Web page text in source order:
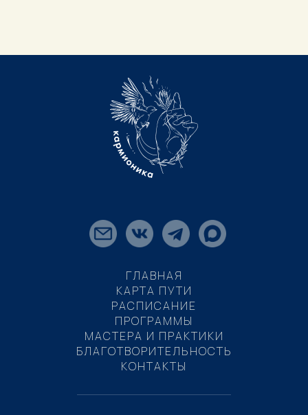
ГЛАВНАЯ
КАРТА ПУТИ
РАСПИСАНИЕ
ПРОГРАММЫ
МАСТЕРА И ПРАКТИКИ
БЛАГОТВОРИТЕЛЬНОСТЬ
КОНТАКТЫ